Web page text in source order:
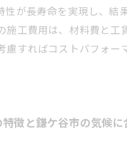
性が長寿命を実現し、
施工費用は、材料費と
慮すればコストパフォ
徴と鎌ケ谷市の気候